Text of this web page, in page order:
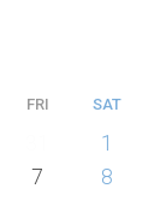
FRI SAT
1
7
8